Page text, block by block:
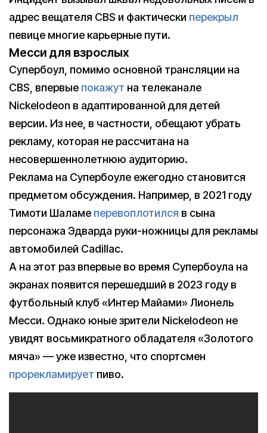
адрес вещателя CBS и фактически перекрыл
певице многие карьерные пути.
Месси для взрослых
Супербоул, помимо основной трансляции на
CBS, впервые покажут на телеканале
Nickelodeon в адаптированной для детей
версии. Из нее, в частности, обещают убрать
рекламу, которая не рассчитана на
несовершеннолетнюю аудиторию.
Реклама на Супербоуле ежегодно становится
предметом обсуждения. Например, в 2021 году
Тимоти Шаламе перевоплотился в сына
персонажа Эдварда руки-ножницы для рекламы
автомобилей Cadillac.
А на этот раз впервые во время Супербоула на
экранах появится перешедший в 2023 году в
футбольный клуб «Интер Майами» Лионель
Месси. Однако юные зрители Nickelodeon не
увидят восьмикратного обладателя «Золотого
мяча» — уже известно, что спортсмен
прорекламирует пиво.